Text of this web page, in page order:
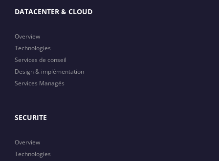
DATACENTER & CLOUD
Overview
Technologies
Services de conseil
Design & implémentation
Services Managés
SECURITE
Overview
Technologies